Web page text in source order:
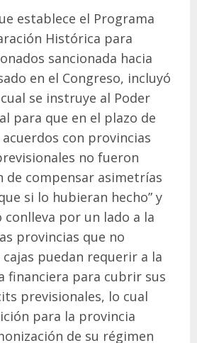
establece el Programa
Histórica para
sancionada hacia
en el Congreso, incluyó
se instruye al Poder
para que en el plazo de
con provincias
no fueron
de compensar asimetrías
si lo hubieran hecho” y
conlleva por un lado a la
provincias que no
puedan requerir a la
financiera para cubrir sus
previsionales, lo cual
para la provincia
de su régimen